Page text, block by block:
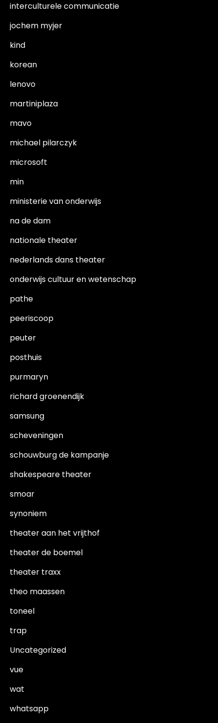
interculturele communicatie
jochem myjer
kind
korean
lenovo
martiniplaza
mavo
michael pilarczyk
microsoft
min
ministerie van onderwijs
na de dam
nationale theater
nederlands dans theater
onderwijs cultuur en wetenschap
pathe
peeriscoop
peuter
posthuis
purmaryn
richard groenendijk
samsung
scheveningen
schouwburg de kampanje
shakespeare theater
smoar
synoniem
theater aan het vrijthof
theater de boemel
theater traxx
theo maassen
toneel
trap
Uncategorized
vue
wat
whatsapp